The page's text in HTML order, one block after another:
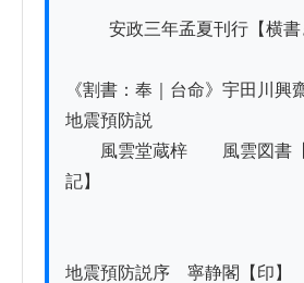
《割書：奉｜台命》宇田川興
地震預防説
風雲堂蔵梓　　風雲図書
記】
地震預防説序　寧静閣【印】